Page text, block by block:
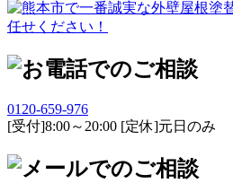
0120-659-976
[受付]8:00～20:00 [定休]元日のみ